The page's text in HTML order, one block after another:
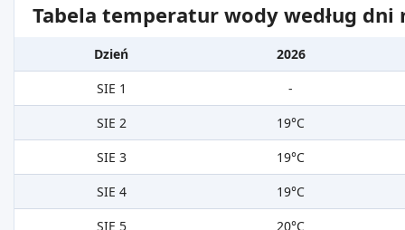
Tabela temperatur wody według dni
Dzień
2026
SIE 1
-
SIE 2
19°C
SIE 3
19°C
SIE 4
19°C
SIE 5
20°C